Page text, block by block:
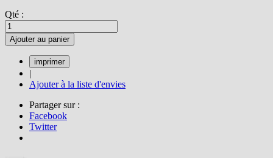
Qté :
Ajouter au panier
|
Ajouter à la liste d'envies
Partager sur :
Facebook
Twitter